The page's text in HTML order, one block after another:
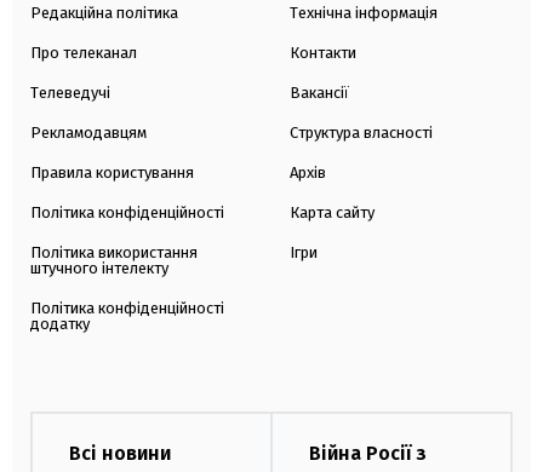
Редакційна політика
Про телеканал
Телеведучі
Рекламодавцям
Правила користування
Політика конфіденційності
Політика використання
штучного інтелекту
Політика конфіденційності
додатку
Технічна інформація
Контакти
Вакансії
Структура власності
Архів
Карта сайту
Ігри
Всі новини
Війна Росії з